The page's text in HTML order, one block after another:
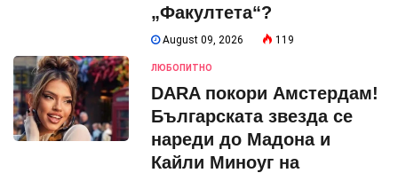
„Факултета“?
August 09, 2026 119
ЛЮБОПИТНО
DARA покори Амстердам!
Българската звезда се
нареди до Мадона и
Кайли Миноуг на